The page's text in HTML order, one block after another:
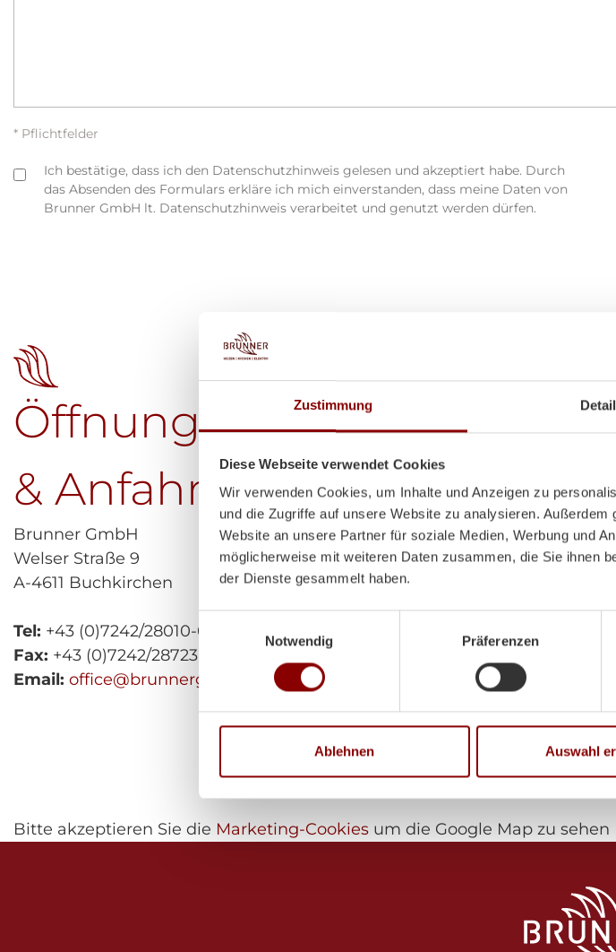
Zustimmung
Diese Webseite verwendet Cookies
Wir verwenden Cookies, um Inhalte und Anzeigen zu
und die Zugriffe auf unsere Website zu analysieren.
Website an unsere Partner für soziale Medien, Werbung und
möglicherweise mit weiteren Daten zusammen, die Sie ihnen
der Dienste gesammelt haben.
Notwendig
Präferenzen
Ablehnen Auswahl
* Pflichtfelder
Ich bestätige, dass ich den Datenschutzhinweis gelesen und akzeptiert habe. Durch
das Absenden des Formulars erkläre ich mich einverstanden, dass meine Daten von
Brunner GmbH lt. Datenschutzhinweis verarbeitet und genutzt werden dürfen.
Öffnungszeiten
& Anfahrt
Brunner GmbH
Welser Straße 9
A-4611 Buchkirchen
Tel: +43 (0)7242/28010-0
Fax: +43 (0)7242/28723
Email: office@brunnergmbh.at
Bitte akzeptieren Sie die Marketing-Cookies um die Google Map zu sehen